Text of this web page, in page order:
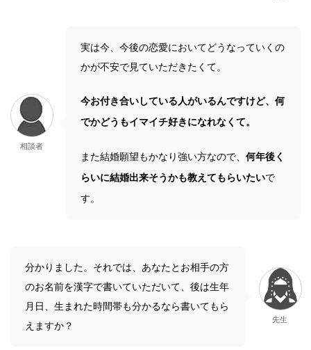
相談者
実は今、今後の恋愛においてどうなっていくの
かが不安で見ていただきたくて。
今お付き合いしている人がいるんですけど、何
でかどうもイマイチ好きになれなくて。
また結婚願望もかなり強い方なので、 何年後く
らいに結婚出来そうかも教えてもらいたいで
す。
分かりました。それでは、あなたとお相手の方
のお名前を漢字で書いていただいて、後は生年
月日、生まれた時間帯も分かるなら書いてもら
えますか？
先生